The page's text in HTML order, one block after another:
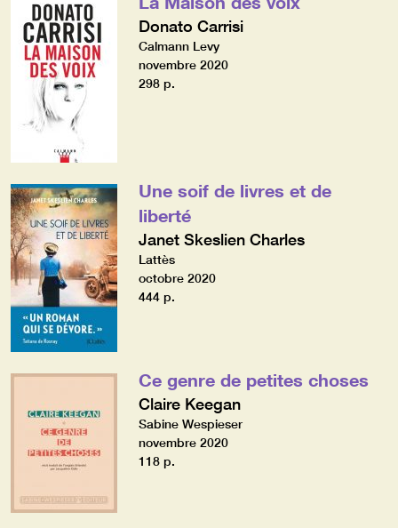
Donato Carrisi
Calmann Levy
novembre 2020
298 p.
Une soif de livres et de
liberté
Janet Skeslien Charles
Lattès
octobre 2020
444 p.
Ce genre de petites choses
Claire Keegan
Sabine Wespieser
novembre 2020
118 p.